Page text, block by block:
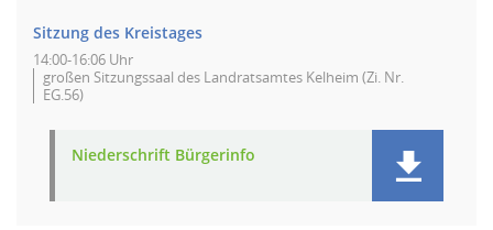
Sitzung des Kreistages
14:00-16:06 Uhr
großen Sitzungssaal des Landratsamtes Kelheim (Zi. Nr.
EG.56)
Niederschrift Bürgerinfo